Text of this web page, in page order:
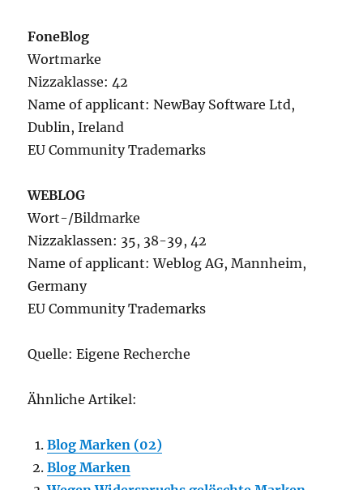
FoneBlog
Wortmarke
Nizzaklasse: 42
Name of applicant: NewBay Software Ltd,
Dublin, Ireland
EU Community Trademarks
WEBLOG
Wort-/Bildmarke
Nizzaklassen: 35, 38-39, 42
Name of applicant: Weblog AG, Mannheim,
Germany
EU Community Trademarks
Quelle: Eigene Recherche
Ähnliche Artikel:
Blog Marken (02)
Blog Marken